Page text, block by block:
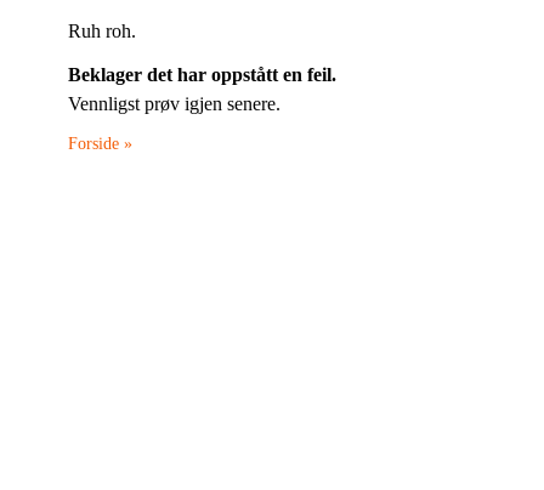
Ruh roh.
Beklager det har oppstått en feil.
Vennligst prøv igjen senere.
Forside »